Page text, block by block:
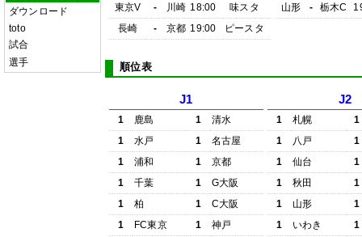
ダウンロード
toto
試合
選手
東京V
- 川崎 18:00
味スタ
長崎
- 京都 19:00 ピースタ
山形
- 栃木C
順位表
J1
1 鹿島 1
清水
1
水戸 1
名古屋
1
浦和 1
京都
1
千葉 1
G大阪
1
柏 1
C大阪
1
FC東京 1
神戸
J2
1 札幌
1
1
八戸
1
1
仙台
1
1
秋田
1
1
山形
1
1
いわき
1